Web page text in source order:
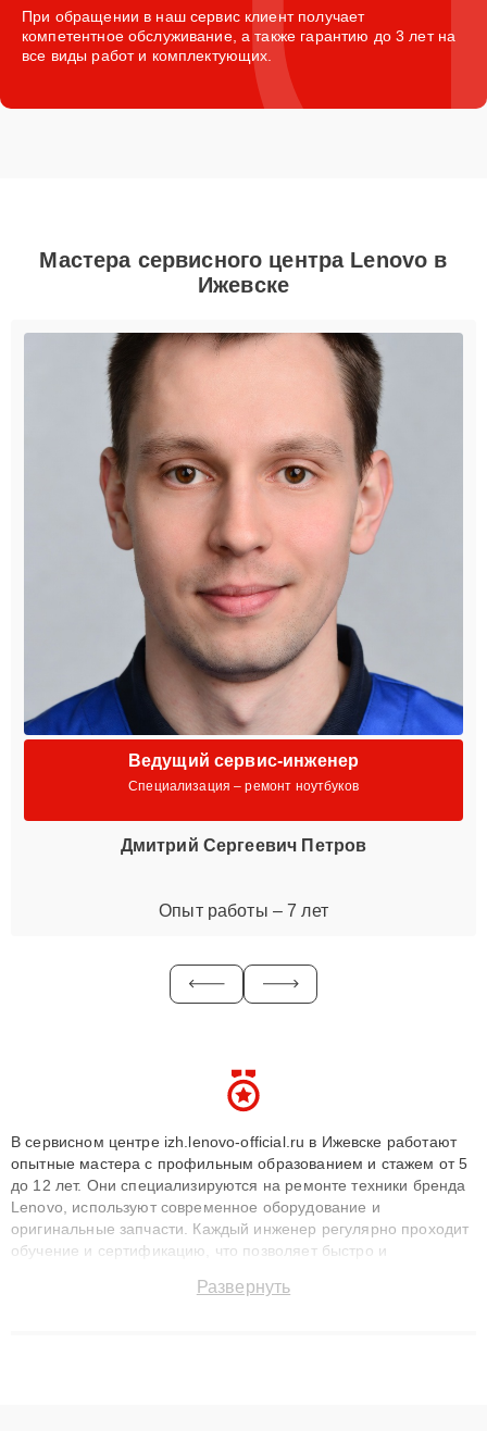
При обращении в наш сервис клиент получает
компетентное обслуживание, а также гарантию до 3 лет на
все виды работ и комплектующих.
Мастера сервисного центра Lenovo в
Ижевске
Ведущий сервис-инженер
Специализация – ремонт ноутбуков
Дмитрий Сергеевич Петров
Опыт работы – 7 лет
В сервисном центре izh.lenovo-official.ru в Ижевске работают
опытные мастера с профильным образованием и стажем от 5
до 12 лет. Они специализируются на ремонте техники бренда
Lenovo, используют современное оборудование и
оригинальные запчасти. Каждый инженер регулярно проходит
обучение и сертификацию, что позволяет быстро и
сохранением гарантии до 3 лет. Наши мастера решают
Развернуть